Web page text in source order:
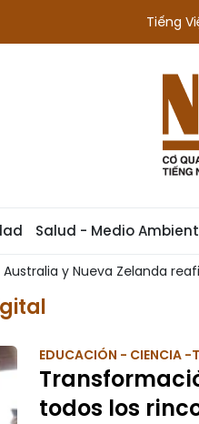
Tiếng
Salud - Medio
y Nueva Zelanda
EDUCACIÓN - CIENCIA -
todos los